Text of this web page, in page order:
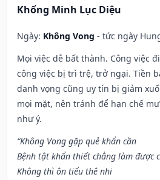
Khổng Minh Lục Diệu
Ngày: Không Vong - tức ngày
Mọi việc dễ bất thành. Công việc
công việc bị trì trệ, trở ngại. Tiền
danh vọng cũng uy tín bị giảm
mọi mặt, nên tránh để hạn chế
như ý.
“Không Vong gặp quẻ khẩn cần
Bệnh tật khẩn thiết chẳng làm được
Không thì ôn tiểu thê nhi